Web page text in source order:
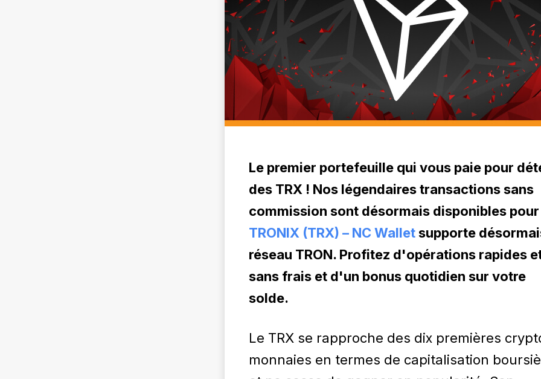
Le premier portefeuille qui vous paie pour
des TRX ! Nos légendaires transactions sans
commission sont désormais disponibles pour
TRONIX (TRX) – NC Walletsupporte
réseau TRON. Profitez d'opérations rapides
sans frais et d'un bonus quotidien sur votre
solde.
Le TRX se rapproche des dix premières
monnaies en termes de capitalisation